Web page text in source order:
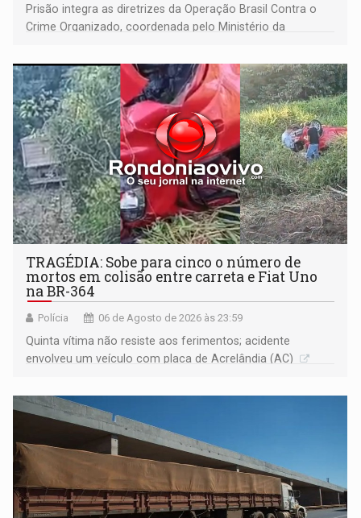
Prisão integra as diretrizes da Operação Brasil Contra o
Crime Organizado, coordenada pelo Ministério da
TRAGÉDIA: Sobe para cinco o número de
mortos em colisão entre carreta e Fiat Uno
na BR-364
Polícia 06 de Agosto de 2026 às 23:59
Quinta vítima não resiste aos ferimentos; acidente
envolveu um veículo com placa de Acrelândia (AC)